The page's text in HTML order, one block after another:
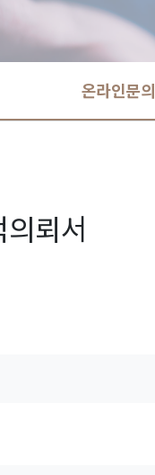
온라인문의
뢰서